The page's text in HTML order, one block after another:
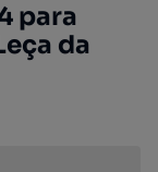
para
da